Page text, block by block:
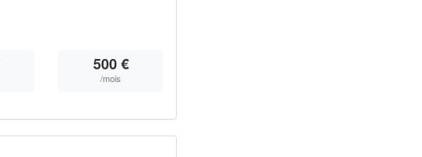
500 €
/mois